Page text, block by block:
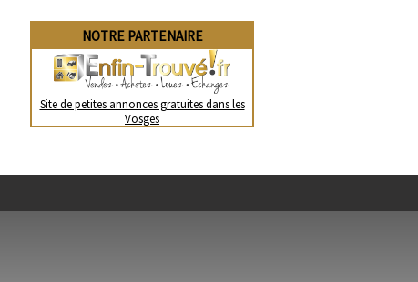
NOTRE PARTENAIRE
Site de petites annonces gratuites dans les
Vosges